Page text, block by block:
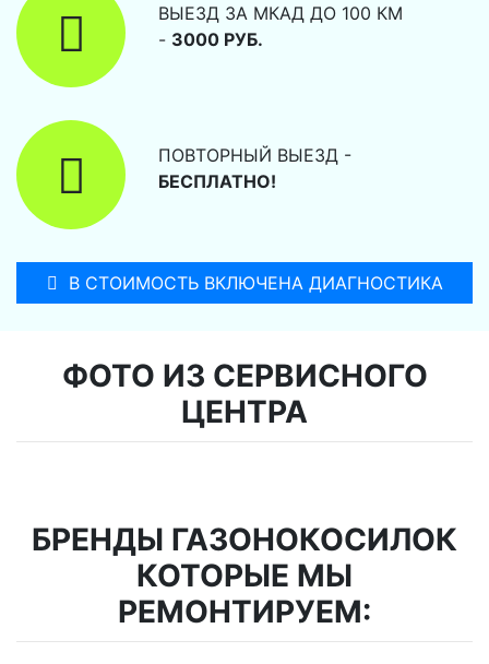
ВЫЕЗД ЗА МКАД ДО 100 КМ
- 3000 РУБ.
ПОВТОРНЫЙ ВЫЕЗД -
БЕСПЛАТНО!
В СТОИМОСТЬ ВКЛЮЧЕНА ДИАГНОСТИКА
ФОТО ИЗ СЕРВИСНОГО
ЦЕНТРА
БРЕНДЫ ГАЗОНОКОСИЛОК
КОТОРЫЕ МЫ
РЕМОНТИРУЕМ: